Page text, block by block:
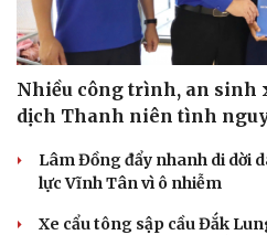
Du lịch
Tư vấn
Săn Tour
check-in
Nhiều công trình, an sinh
dịch Thanh niên tình
Lâm Đồng đẩy nhanh di dời
lực Vĩnh Tân vì ô nhiễm
Xe cẩu tông sập cầu Đắk